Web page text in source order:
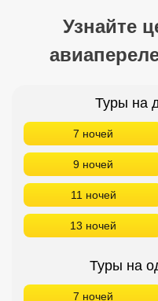
Узнайте
Туры на
7 ночей
9 ночей
11 ночей
13 ночей
Туры на
7 ночей